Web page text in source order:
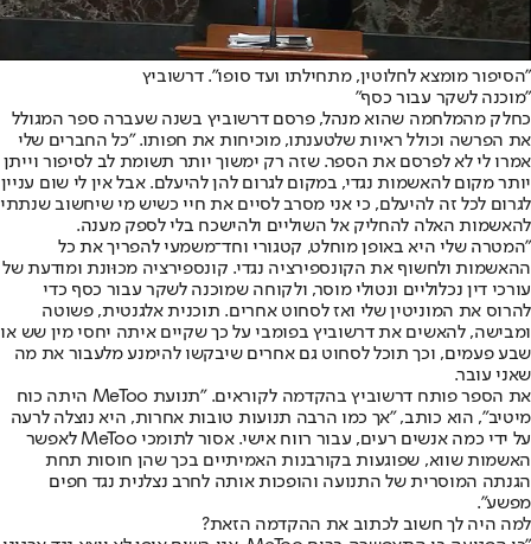
"הסיפור מומצא לחלוטין, מתחילתו ועד סופו". דרשוביץ
"מוכנה לשקר עבור כסף"
כחלק מהמלחמה שהוא מנהל, פרסם דרשוביץ בשנה שעברה ספר המגולל
את הפרשה וכולל ראיות שלטענתו, מוכיחות את חפותו. "כל החברים שלי
אמרו לי לא לפרסם את הספר. שזה רק ימשוך יותר תשומת לב לסיפור וייתן
יותר מקום להאשמות נגדי, במקום לגרום להן להיעלם. אבל אין לי שום עניין
לגרום לכל זה להיעלם, כי אני מסרב לסיים את חיי כשיש מי שיחשוב שנתתי
להאשמות האלה להחליק אל השוליים ולהישכח בלי לספק מענה.
"המטרה שלי היא באופן מוחלט, קטגורי וחד־משמעי להפריך את כל
ההאשמות ולחשוף את הקונספירציה נגדי. קונספירציה מכוּונת ומודעת של
עורכי דין נכלוליים ונטולי מוסר, ולקוחה שמוכנה לשקר עבור כסף כדי
להרוס את המוניטין שלי ואז לסחוט אחרים. תוכנית אלגנטית, פשוטה
ומבישה, להאשים את דרשוביץ בפומבי על כך שקיים איתה יחסי מין שש או
שבע פעמים, וכך תוכל לסחוט גם אחרים שיבקשו להימנע מלעבור את מה
שאני עובר.
את הספר פותח דרשוביץ בהקדמה לקוראים. "תנועת MeToo היתה כוח
מיטיב", הוא כותב, "אך כמו הרבה תנועות טובות אחרות, היא נוצלה לרעה
על ידי כמה אנשים רעים, עבור רווח אישי. אסור לתומכי MeToo לאפשר
האשמות שווא, שפוגעות בקורבנות האמיתיים בכך שהן חוסות תחת
הגנתה המוסרית של התנועה והופכות אותה לחרב נצלנית נגד חפים
מפשע".
למה היה לך חשוב לכתוב את ההקדמה הזאת?